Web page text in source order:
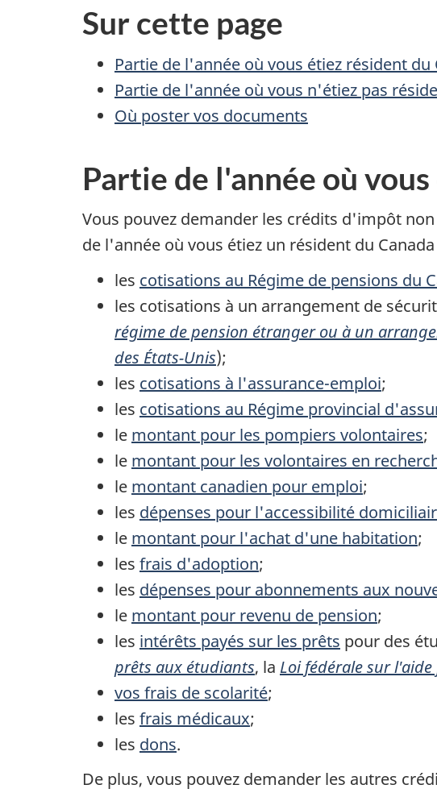
Sur cette page
Partie de l'année où vous étiez résident du
Partie de l'année où vous n'étiez pas
Où poster vos documents
Partie de l'année où
Vous pouvez demander les crédits d'impôt
de l'année où vous étiez un résident du
les cotisations au Régime de pensions du
les cotisations à un arrangement de
régime de pension étranger ou à un
des États-Unis);
les cotisations à l'assurance-emploi;
les cotisations au Régime provincial
le montant pour les pompiers volontaires;
le montant pour les volontaires en
le montant canadien pour emploi;
les dépenses pour l'accessibilité
le montant pour l'achat d'une habitation;
les frais d'adoption;
les dépenses pour abonnements aux
le montant pour revenu de pension;
les intérêts payés sur les prêts pour des
prêts aux étudiants, la Loi fédéralesur
vos frais de scolarité;
les frais médicaux;
les dons.
De plus, vous pouvez demander les autres